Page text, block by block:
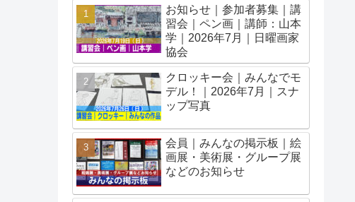
お知らせ｜参加者募集｜講
習会｜ペン画｜講師：山本
学｜2026年7月｜日曜画家
協会
クロッキー会｜みんなでモ
デル！｜2026年7月｜スナ
ップ写真
会員｜みんなの掲示板｜絵
画展・美術展・グループ展
などのお知らせ